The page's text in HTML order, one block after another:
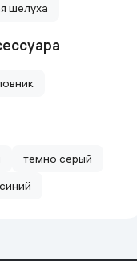
химия
шелуха
темно серый